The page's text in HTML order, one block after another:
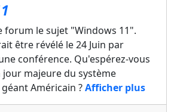
forum le sujet "Windows 11".
être révélé le 24 Juin par
conférence. Qu'espérez-vous
jour majeure du système
Américain ?Afficher plus